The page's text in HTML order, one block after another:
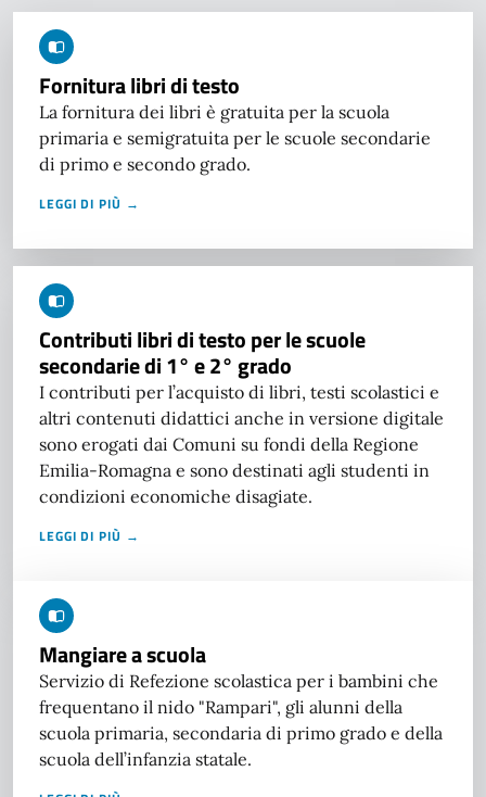
Fornitura libri di testo
La fornitura dei libri è gratuita per la scuola
primaria e semigratuita per le scuole secondarie
di primo e secondo grado.
LEGGI DI PIÙ →
Contributi libri di testo per le scuole
secondarie di 1° e 2° grado
I contributi per l’acquisto di libri, testi scolastici e
altri contenuti didattici anche in versione digitale
sono erogati dai Comuni su fondi della Regione
Emilia-Romagna e sono destinati agli studenti in
condizioni economiche disagiate.
LEGGI DI PIÙ →
Mangiare a scuola
Servizio di Refezione scolastica per i bambini che
frequentano il nido "Rampari", gli alunni della
scuola primaria, secondaria di primo grado e della
scuola dell’infanzia statale.